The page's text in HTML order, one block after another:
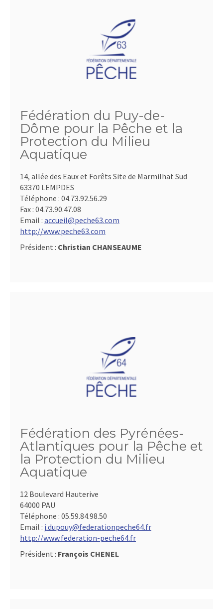
Fédération du Puy-de-
Dôme pour la Pêche et la
Protection du Milieu
Aquatique
14, allée des Eaux et Forêts Site de Marmilhat Sud
63370 LEMPDES
Téléphone : 04.73.92.56.29
Fax : 04.73.90.47.08
Email : accueil@peche63.com
http://www.peche63.com
Président : Christian CHANSEAUME
Fédération des Pyrénées-
Atlantiques pour la Pêche et
la Protection du Milieu
Aquatique
12 Boulevard Hauterive
64000 PAU
Téléphone : 05.59.84.98.50
Email : j.dupouy@federationpeche64.fr
http://www.federation-peche64.fr
Président : François CHENEL